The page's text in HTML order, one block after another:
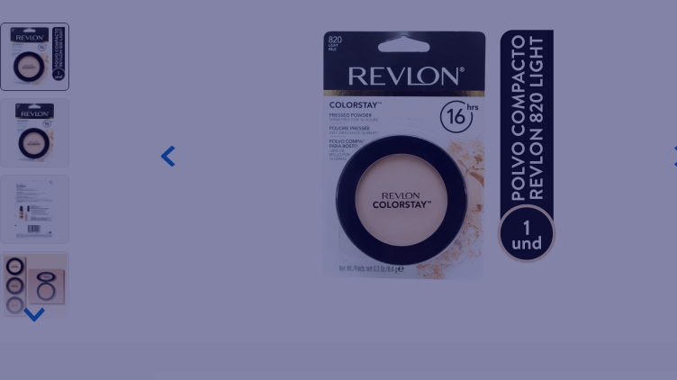
4.
ego
serums corporales dove
6.
gillette venus
7.
dove
8.
goodyear
pañales
. aceite